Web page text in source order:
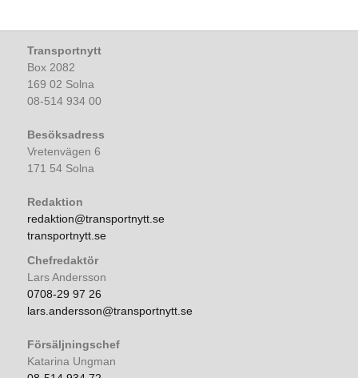
Transportnytt
Box 2082
169 02 Solna
08-514 934 00
Besöksadress
Vretenvägen 6
171 54 Solna
Redaktion
redaktion@transportnytt.se
transportnytt.se
Chefredaktör
Lars Andersson
0708-29 97 26
lars.andersson@transportnytt.se
Försäljningschef
Katarina Ungman